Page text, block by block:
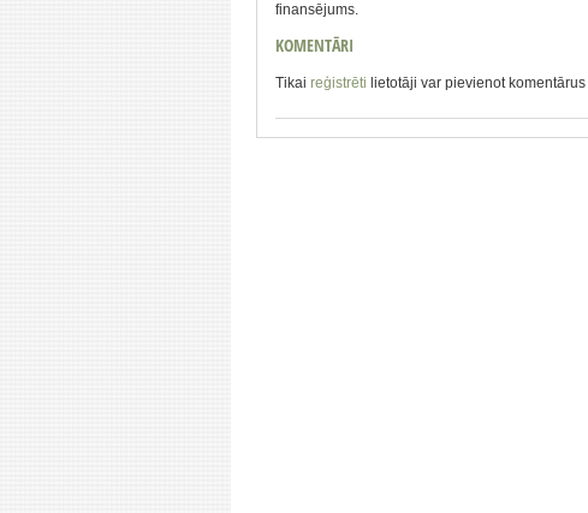
finansējums.
KOMENTĀRI
Tikai reģistrēti lietotāji var pievienot komentārus